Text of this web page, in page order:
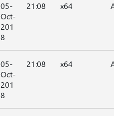
05-
Oct-
201
8
21:08 x64
05-
Oct-
201
8
21:08 x64